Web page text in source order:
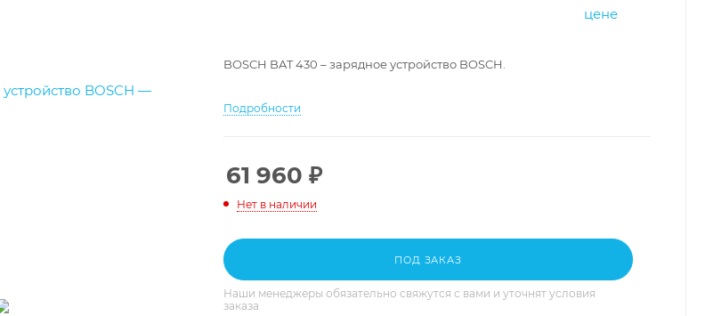
BOSCH BAT 430 – зарядное устройство BOSCH.
Подробности
61 960 ₽
Нет в наличии
ПОД ЗАКАЗ
Наши менеджеры обязательно свяжутся с вами и уточнят условия
заказа